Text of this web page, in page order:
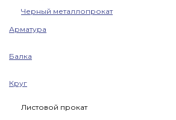
Черный металлопрокат
Арматура
Балка
Круг
Листовой прокат